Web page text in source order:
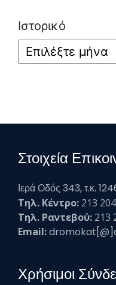
Ιστορικό
Στοιχεία
Ιερά Οδός 343, τ.κ.
Τηλ. Κέντρο: 213
Τηλ. Ραντεβού: 213
Email:
Χρήσιμοι